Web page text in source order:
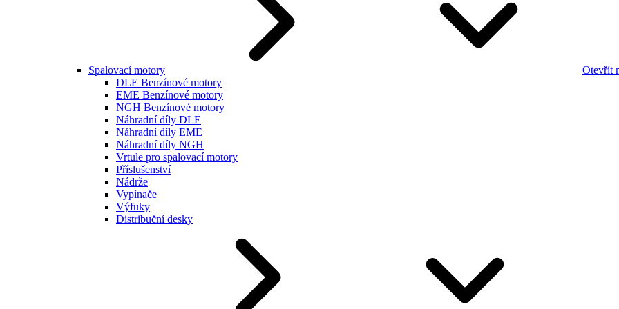
Spalovací motory
Otevřít
DLE Benzínové motory
EME Benzínové motory
NGH Benzínové motory
Náhradní díly DLE
Náhradní díly EME
Náhradní díly NGH
Vrtule pro spalovací motory
Příslušenství
Nádrže
Vypínače
Výfuky
Distribuční desky